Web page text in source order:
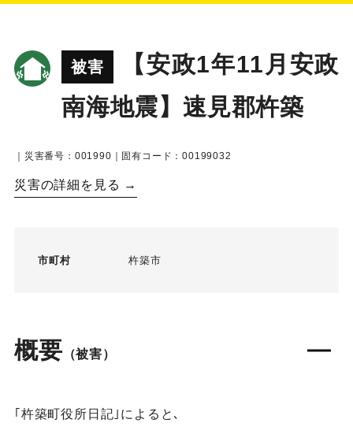
被害
【安政1年11月安政
南海地震】速見郡杵築
｜災害番号：001990｜固有コード：00199032
災害の詳細を見る →
市町村 杵築市
概要 （被害）
｢杵築町役所日記｣によると､